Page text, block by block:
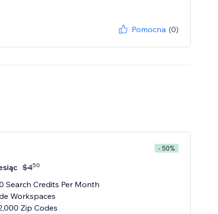
Pomocna (0)
- 50%
$450
Search Credits Per Month
Workspaces
Zip Codes